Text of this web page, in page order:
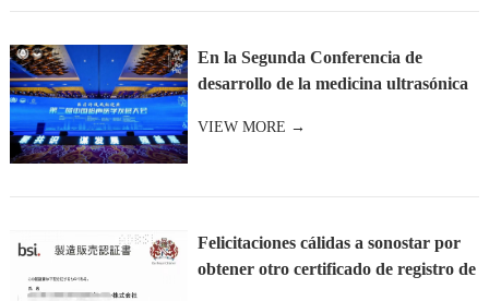
En la Segunda Conferencia de
desarrollo de la medicina ultrasónica
VIEW MORE →
Felicitaciones cálidas a sonostar por
obtener otro certificado de registro de